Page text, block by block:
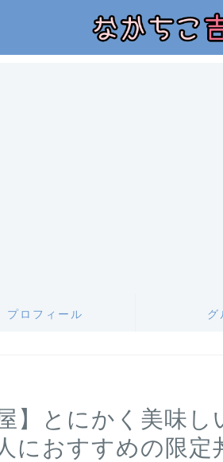
プロフィール グ
】とにかく美味し
におすすめの限定